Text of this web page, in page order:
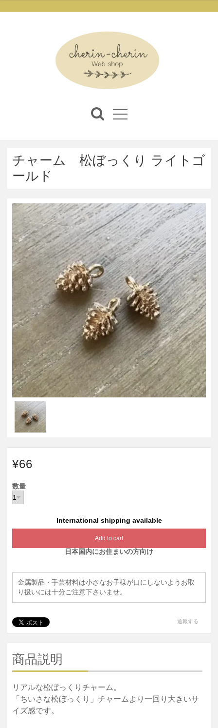
チャーム 松ぼっくり ライトゴ
ールド
¥66
数量
International shipping available
Add to cart
日本国内にお住まいの方向け
金属製品・手芸材料は小さなお子様が口にしないようお取
り扱いには十分ご注意下さいませ。
通報する
商品説明
リアルな松ぼっくりチャーム。
「ちいさな松ぼっくり」チャームより一回り大きいサ
イズ感です。